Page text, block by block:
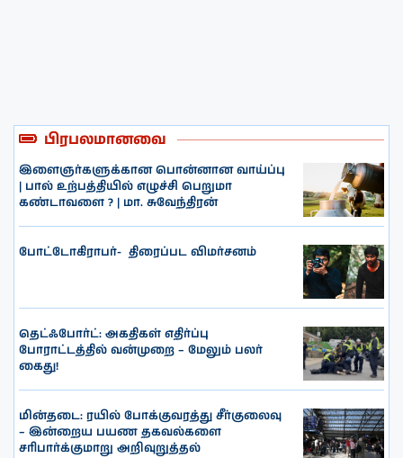
பிரபலமானவை
இளைஞர்களுக்கான பொன்னான வாய்ப்பு
| பால் உற்பத்தியில் எழுச்சி பெறுமா
கண்டாவளை ? | மா. சுவேந்திரன்
போட்டோகிராபர்- ‌ திரைப்பட விமர்சனம்
தெட்ஃபோர்ட்: அகதிகள் எதிர்ப்பு
போராட்டத்தில் வன்முறை – மேலும் பலர்
கைது!
மின்தடை: ரயில் போக்குவரத்து சீர்குலைவு
– இன்றைய பயண தகவல்களை
சரிபார்க்குமாறு அறிவுறுத்தல்